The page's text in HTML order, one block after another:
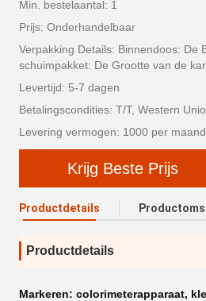
Min. bestelaantal: 1
Prijs: Onderhandelbaar
Verpakking Details: Binnendoos: De
schuimpakket: De Grootte van de
Levertijd: 5-7 dagen
Betalingscondities: T/T, Western
Levering vermogen: 1000 per maand
Krijg Beste Prijs
Productdetails
Productdetails
Markeren: colorimeterapparaat,